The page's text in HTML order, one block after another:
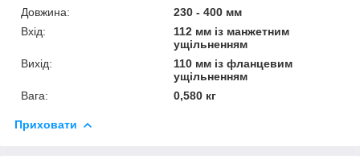
Довжина:
230 - 400 мм
Вхід:
112 мм із манжетним
ущільненням
Вихід:
110 мм із фланцевим
ущільненням
Вага:
0,580 кг
Приховати